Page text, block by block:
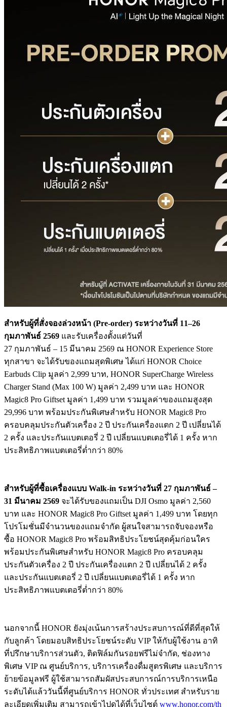
สำหรับผู้ที่สั่งจองล่วงหน้า (Pre-order) ระหว่างวันที่ 11–26
กุมภาพันธ์ 2569 และรับเครื่องตั้งแต่วันที่
27 กุมภาพันธ์ – 15 มีนาคม 2569 ณ HONOR Experience Store
ทุกสาขา จะได้รับของแถมสุดพิเศษ ได้แก่ HONOR Choice
Earbuds Clip มูลค่า 2,999 บาท, HONOR SuperCharge Wireless
Charger Stand (Max 100 W) มูลค่า 2,499 บาท และ HONOR
Magic8 Pro Giftset มูลค่า 1,499 บาท รวมมูลค่าของแถมสูงสุด
29,996 บาท พร้อมประกันพิเศษสำหรับ HONOR Magic8 Pro
ครอบคลุมประกันตัวเครื่อง 2 ปี ประกันเครื่องแตก 2 ปี เปลี่ยนได้
2 ครั้ง และประกันแบตเตอรี่ 2 ปี เปลี่ยนแบตเตอรี่ได้ 1 ครั้ง หาก
ประสิทธิภาพแบตเตอรี่ต่ำกว่า 80%
สำหรับผู้ที่ซื้อเครื่องแบบ Walk-in ระหว่างวันที่ 27 กุมภาพันธ์ –
31 มีนาคม 2569 จะได้รับของแถมเป็น DJI Osmo มูลค่า 2,560
บาท และ HONOR Magic8 Pro Giftset มูลค่า 1,499 บาท โดยทุก
โปรโมชั่นมีจำนวนของแถมจำกัด ผู้สนใจสามารถจับจองหรือ
ซื้อ HONOR Magic8 Pro พร้อมสิทธิประโยชน์สุดคุ้มก่อนใคร
พร้อมประกันพิเศษสำหรับ HONOR Magic8 Pro ครอบคลุม
ประกันตัวเครื่อง 2 ปี ประกันเครื่องแตก 2 ปี เปลี่ยนได้ 2 ครั้ง
และประกันแบตเตอรี่ 2 ปี เปลี่ยนแบตเตอรี่ได้ 1 ครั้ง หาก
ประสิทธิภาพแบตเตอรี่ต่ำกว่า 80%
นอกจากนี้ HONOR ยังมุ่งเน้นการสร้างประสบการณ์ที่ดีที่สุดให้
กับลูกค้า โดยมอบสิทธิประโยชน์ระดับ VIP ให้กับผู้ใช้งาน อาทิ
ที่ปรึกษาบริการส่วนตัว, ติดฟิล์มกันรอยฟรีไม่จำกัด, ช่องทาง
พิเศษ VIP ณ ศูนย์บริการ, บริการเครื่องดื่มสูตรพิเศษ และบริการ
ย้ายข้อมูลฟรี ผู้ใช้สามารถสัมผัสประสบการณ์การบริการเหนือ
ระดับได้แล้ววันนี้ที่ศูนย์บริการ HONOR ทั่วประเทศ สำหรับราย
ละเอียดเพิ่มเติม สามารถเข้าไปดูได้ที่เว็บไซต์ www.honor.com/th